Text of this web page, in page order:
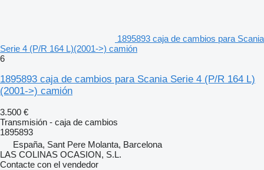
1895893 caja de cambios para Scania
Serie 4 (P/R 164 L)(2001->) camión
6
1895893 caja de cambios para Scania Serie 4 (P/R 164 L)
(2001->) camión
3.500 €
Transmisión - caja de cambios
1895893
España, Sant Pere Molanta, Barcelona
LAS COLINAS OCASION, S.L.
Contacte con el vendedor